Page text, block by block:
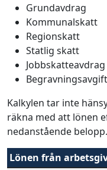
Grundavdrag
Kommunalskatt
Regionskatt
Statlig skatt
Jobbskatteavdrag
Begravningsavgift
Kalkylen tar inte
räkna med att lönen
nedanstående belopp.
Lönen från